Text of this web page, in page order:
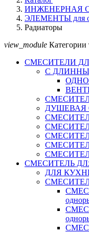
ИНЖЕНЕРНАЯ
ЭЛЕМЕНТЫ для
Радиаторы
view_module Категории
СМЕСИТЕЛИ
С
ДУШЕВАЯ
СМЕСИТЕЛЬ
СМЕСИТЕЛЬ
СМЕСИТЕЛЬ
ДЛЯ